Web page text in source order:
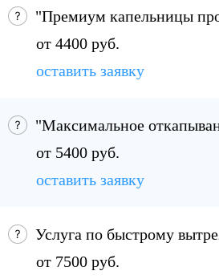
"Премиум капельницы
от 4400 руб.
оставить заявку
"Максимальное
от 5400 руб.
оставить заявку
Услуга по быстрому
от 7500 руб.